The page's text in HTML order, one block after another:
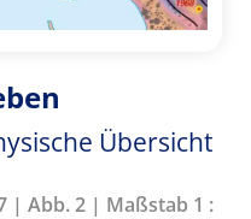
Übersicht
| Abb. 2 | Maßstab 1 :